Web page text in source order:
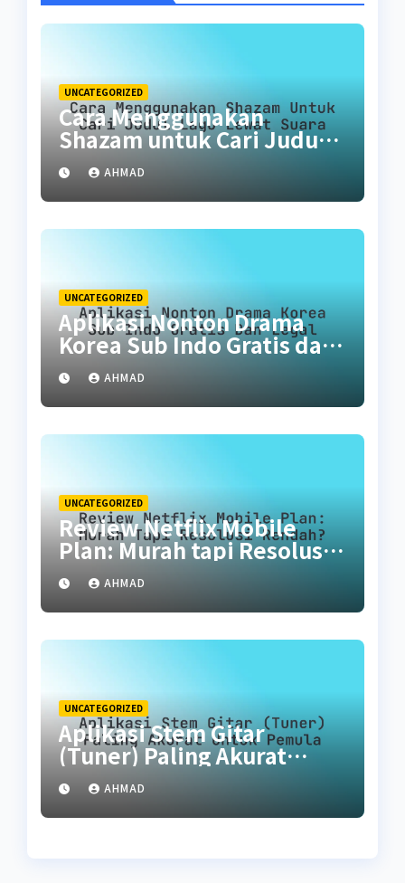
UNCATEGORIZED
Cara Menggunakan
Shazam untuk Cari Judul
Lagu Lewat Suara
AHMAD
UNCATEGORIZED
Aplikasi Nonton Drama
Korea Sub Indo Gratis dan
LegalAHMAD
UNCATEGORIZED
Review Netflix Mobile
Plan: Murah tapi Resolusi
Rendah?
AHMAD
UNCATEGORIZED
Aplikasi Stem Gitar
(Tuner) Paling Akurat
untuk Pemula
AHMAD